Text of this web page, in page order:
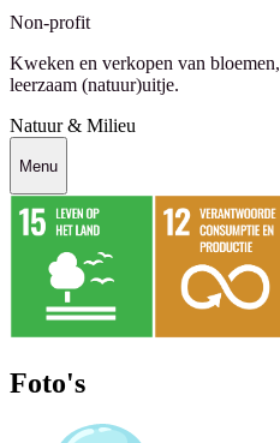
Non-profit
Kweken en verkopen van
leerzaam (natuur)uitje.
Natuur & Milieu
Menu
Foto's